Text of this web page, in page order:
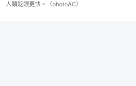
人類眨眼更快。（photoAC）